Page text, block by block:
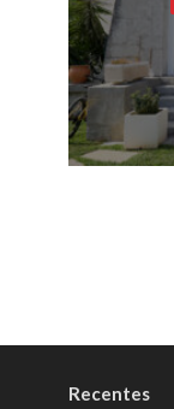
Recentes